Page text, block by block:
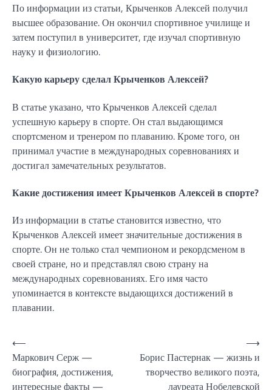
По информации из статьи, Крыченков Алексей получил
высшее образование. Он окончил спортивное училище и
затем поступил в университет, где изучал спортивную
науку и физиологию.
Какую карьеру сделал Крыченков Алексей?
В статье указано, что Крыченков Алексей сделал
успешную карьеру в спорте. Он стал выдающимся
спортсменом и тренером по плаванию. Кроме того, он
принимал участие в международных соревнованиях и
достигал замечательных результатов.
Какие достижения имеет Крыченков Алексей в спорте?
Из информации в статье становится известно, что
Крыченков Алексей имеет значительные достижения в
спорте. Он не только стал чемпионом и рекордсменом в
своей стране, но и представлял свою страну на
международных соревнованиях. Его имя часто
упоминается в контексте выдающихся достижений в
плавании.
Навигация
по
записям
⟵
Маркович Серж —
биография, достижения,
интересные факты —
Борис Пастернак — жизнь и
творчество великого поэта,
лауреата Нобелевской
⟶